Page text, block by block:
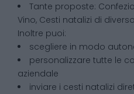
Tante proposte:
Vino, Cesti natalizi di
Inoltre puoi:
scegliere in modo
personalizzare tutte le
aziendale
inviare i cesti natalizi